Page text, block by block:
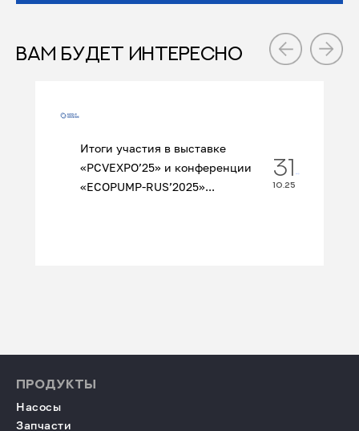
ВАМ БУДЕТ ИНТЕРЕСНО
Итоги участия в выставке
«PCVEXPO’25» и конференции
«ECOPUMP‑RUS’2025»...
31
10.25
ПРОДУКТЫ
Насосы
Запчасти